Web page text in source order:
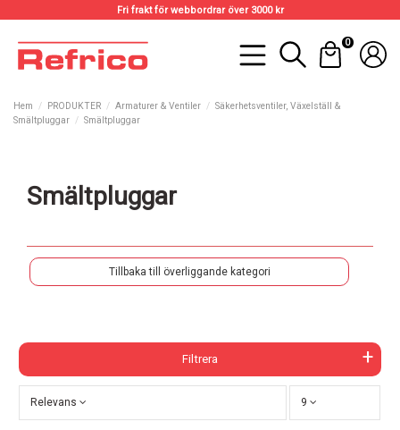
Fri frakt för webbordrar över 3000 kr
0
Hem PRODUKTER Armaturer & Ventiler
Säkerhetsventiler, Växelställ &
Smältpluggar
Smältpluggar
Smältpluggar
Tillbaka till överliggande kategori
Filtrera
Relevans 9